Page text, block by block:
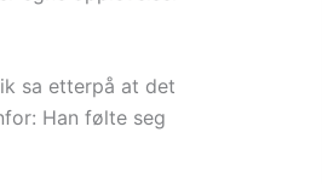
sa etterpå at det
Han følte seg